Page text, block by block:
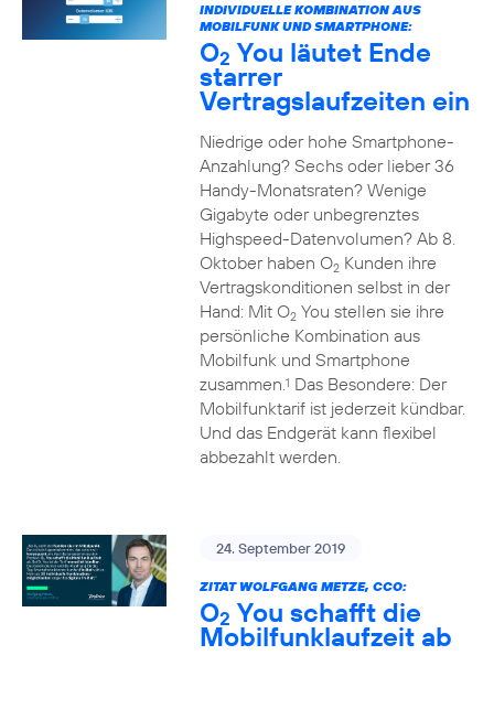
INDIVIDUELLE KOMBINATION AUS
MOBILFUNK UND SMARTPHONE:
O2 You läutet Ende
starrer
Vertragslaufzeiten ein
Niedrige oder hohe Smartphone-
Anzahlung? Sechs oder lieber 36
Handy-Monatsraten? Wenige
Gigabyte oder unbegrenztes
Highspeed-Datenvolumen? Ab 8.
Oktober haben O2Kunden ihre
Vertragskonditionen selbst in der
Hand: Mit O2You stellen sie ihre
persönliche Kombination aus
Mobilfunk und Smartphone
zusammen.1 Das Besondere: Der
Mobilfunktarif ist jederzeit kündbar.
Und das Endgerät kann flexibel
abbezahlt werden.
24. September 2019
ZITAT WOLFGANG METZE, CCO:
O2 You schafft die
Mobilfunklaufzeit ab